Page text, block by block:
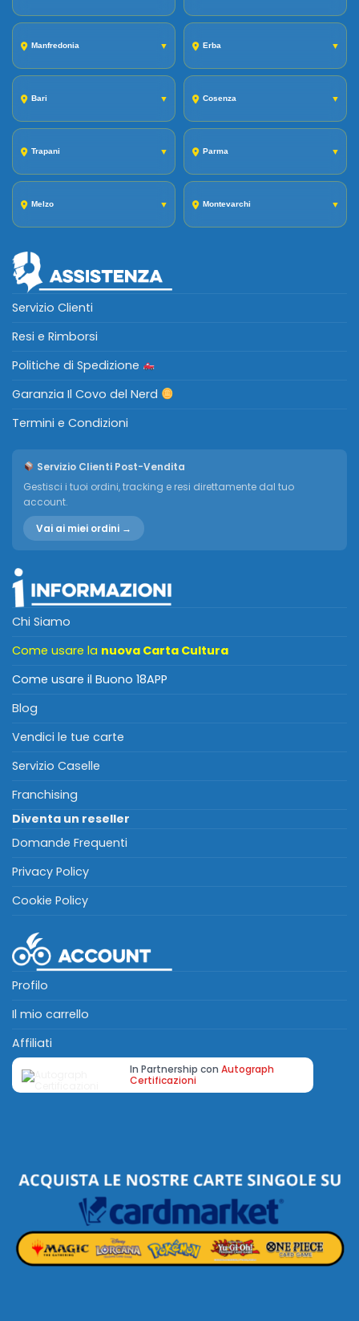
Manfredonia ▼ Erba ▼
Bari ▼ Cosenza ▼
Trapani ▼ Parma ▼
Melzo ▼ Montevarchi ▼
Servizio Clienti
Resi e Rimborsi
Politiche di Spedizione
Garanzia Il Covo del Nerd
Termini e Condizioni
Servizio Clienti Post-Vendita
Gestisci i tuoi ordini, tracking e resi direttamente dal tuo
account.
Vai ai miei ordini →
Chi Siamo
Come usare la nuova Carta Cultura
Come usare il Buono 18APP
Blog
Vendici le tue carte
Servizio Caselle
Franchising
Diventa un reseller
Domande Frequenti
Privacy Policy
Cookie Policy
Profilo
Il mio carrello
Affiliati
In Partnership con Autograph
Certificazioni